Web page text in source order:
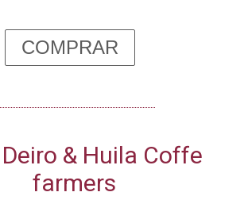
COMPRAR
& Huila Coffe
farmers